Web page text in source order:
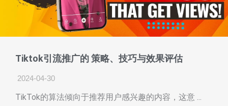
Tiktok引流推广的 策略、技巧与效果评估
2024-04-30
TikTok的算法倾向于推荐用户感兴趣的内容，这意 ...